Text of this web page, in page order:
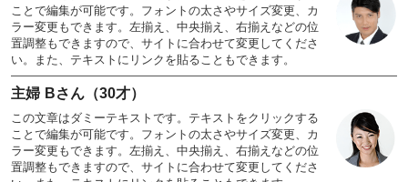
ことで編集が可能です。フォントの太さやサイズ変更、カ
ラー変更もできます。左揃え、中央揃え、右揃えなどの位
置調整もできますので、サイトに合わせて変更してくださ
い。また、テキストにリンクを貼ることもできます。
主婦 Bさん（30才）
この文章はダミーテキストです。テキストをクリックする
ことで編集が可能です。フォントの太さやサイズ変更、カ
ラー変更もできます。左揃え、中央揃え、右揃えなどの位
置調整もできますので、サイトに合わせて変更してくださ